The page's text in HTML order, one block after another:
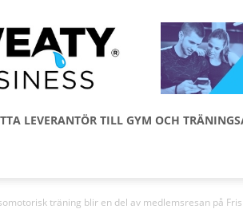
Sweaty
Business
LEVERANTÖR TILL GYM OCH
träning blir en del av medlemsresan på